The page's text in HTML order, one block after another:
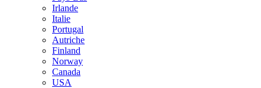
Irlande
Italie
Portugal
Autriche
Finland
Norway
Canada
USA